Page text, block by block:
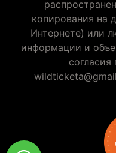
копирования на
Интернете) или
информации и
согласия